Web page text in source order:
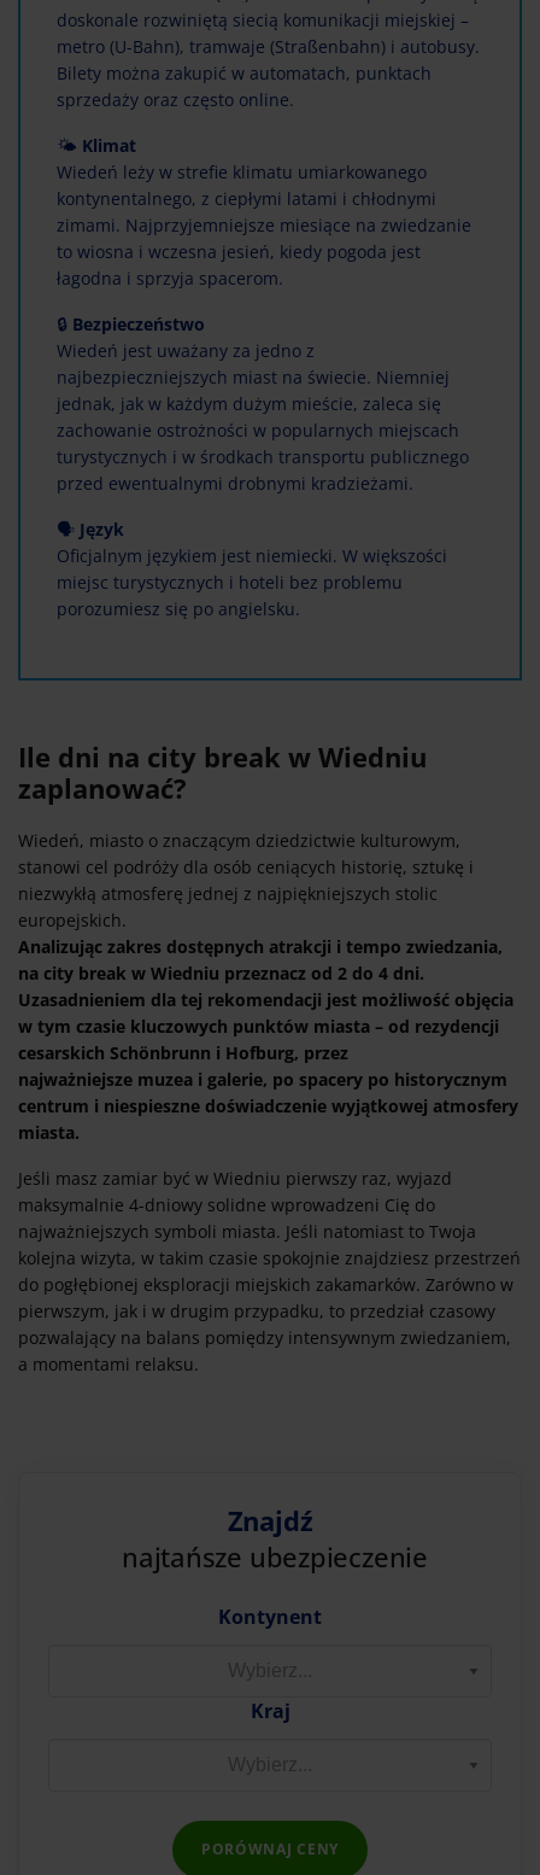
doskonale rozwiniętą siecią komunikacji miejskiej –
metro (U-Bahn), tramwaje (Straßenbahn) i autobusy.
Bilety można zakupić w automatach, punktach
sprzedaży oraz często online.
🌤 Klimat
Wiedeń leży w strefie klimatu umiarkowanego
kontynentalnego, z ciepłymi latami i chłodnymi
zimami. Najprzyjemniejsze miesiące na zwiedzanie
to wiosna i wczesna jesień, kiedy pogoda jest
łagodna i sprzyja spacerom.
🔒 Bezpieczeństwo
Wiedeń jest uważany za jedno z
najbezpieczniejszych miast na świecie. Niemniej
jednak, jak w każdym dużym mieście, zaleca się
zachowanie ostrożności w popularnych miejscach
turystycznych i w środkach transportu publicznego
przed ewentualnymi drobnymi kradzieżami.
🗣 Język
Oficjalnym językiem jest niemiecki. W większości
miejsc turystycznych i hoteli bez problemu
porozumiesz się po angielsku.
Ile dni na city break w Wiedniu
zaplanować?
Wiedeń, miasto o znaczącym dziedzictwie kulturowym,
stanowi cel podróży dla osób ceniących historię, sztukę i
niezwykłą atmosferę jednej z najpiękniejszych stolic
europejskich.
Analizując zakres dostępnych atrakcji i tempo zwiedzania,
na city break w Wiedniu przeznacz od 2 do 4 dni.
Uzasadnieniem dla tej rekomendacji jest możliwość objęcia
w tym czasie kluczowych punktów miasta – od rezydencji
cesarskich Schönbrunn i Hofburg, przez
najważniejsze muzea i galerie, po spacery po historycznym
centrum i niespieszne doświadczenie wyjątkowej atmosfery
miasta.
Jeśli masz zamiar być w Wiedniu pierwszy raz, wyjazd
maksymalnie 4-dniowy solidne wprowadzeni Cię do
najważniejszych symboli miasta. Jeśli natomiast to Twoja
kolejna wizyta, w takim czasie spokojnie znajdziesz przestrzeń
do pogłębionej eksploracji miejskich zakamarków. Zarówno w
pierwszym, jak i w drugim przypadku, to przedział czasowy
pozwalający na balans pomiędzy intensywnym zwiedzaniem,
a momentami relaksu.
Znajdź
najtańsze ubezpieczenie
Kontynent
Kraj
PORÓWNAJ CENY